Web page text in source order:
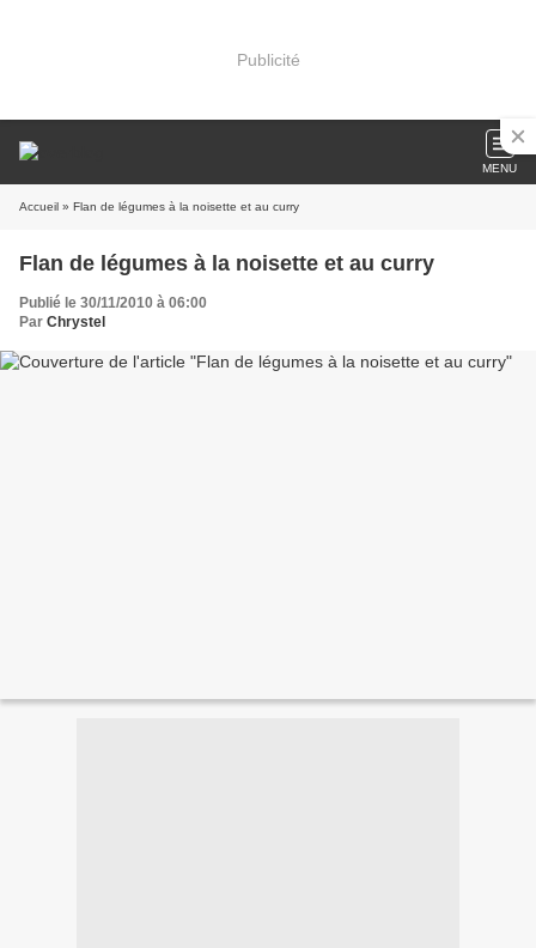
Publicité
MENU
Accueil » Flan de légumes à la noisette et au curry
Flan de légumes à la noisette et au curry
Publié le 30/11/2010 à 06:00
Par Chrystel